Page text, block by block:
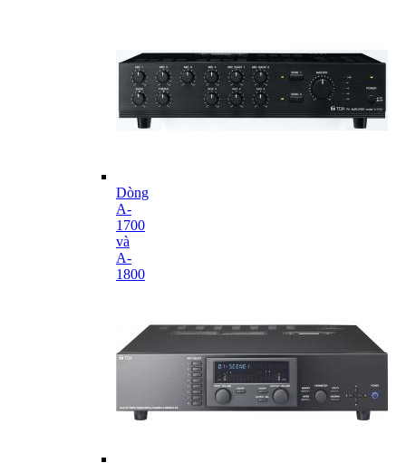
Dòng
A-
1700
và
A-
1800